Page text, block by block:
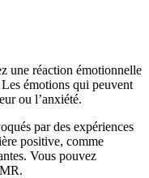
une réaction émotionnelle
émotions qui peuvent
ou l’anxiété.
par des expériences
positive, comme
Vous pouvez